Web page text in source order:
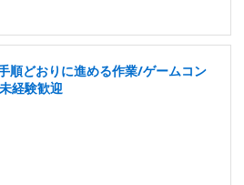
順どおりに進める作業/ゲームコン
経験歓迎